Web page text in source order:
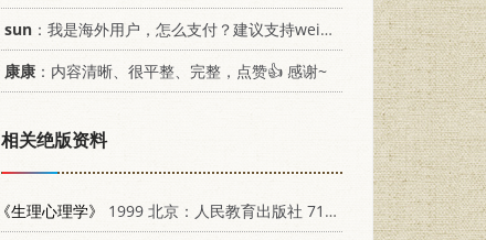
sun ：我是海外用户，怎么支付？建议支持weixin支付
康康 ：内容清晰、很平整、完整，点赞👍 感谢~
相关绝版资料
《生理心理学》
1999 北京：人民教育出版社 7107135007